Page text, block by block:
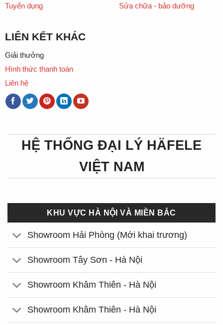
Tuyển dụng
Sửa chữa - bảo dưỡng
LIÊN KẾT KHÁC
Giải thưởng
Hình thức thanh toán
Liên hệ
HỆ THỐNG ĐẠI LÝ HÄFELE
VIỆT NAM
KHU VỰC HÀ NỘI VÀ MIỀN BẮC
Showroom Hải Phòng (Mới khai trương)
Showroom Tây Sơn - Hà Nội
Showroom Khâm Thiên - Hà Nội
Showroom Khâm Thiên - Hà Nội